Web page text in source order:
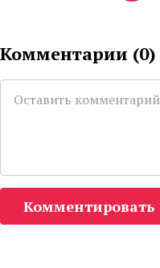
Комментарии (0)
Комментировать